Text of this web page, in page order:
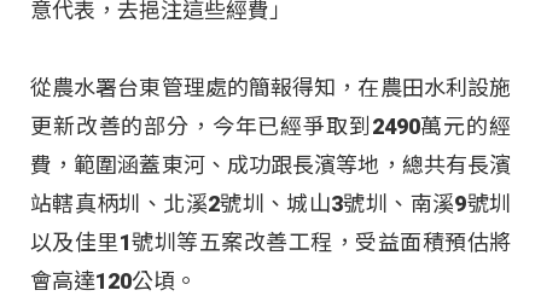
意代表，去挹注這些經費」
從農水署台東管理處的簡報得知，在農田水利設施
更新改善的部分，今年已經爭取到2490萬元的經
費，範圍涵蓋東河、成功跟長濱等地，總共有長濱
站轄真柄圳、北溪2號圳、城山3號圳、南溪9號圳
以及佳里1號圳等五案改善工程，受益面積預估將
會高達120公頃。